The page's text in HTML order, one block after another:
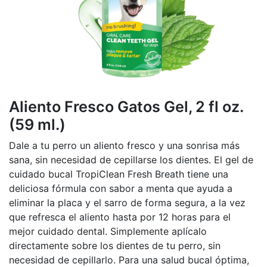
Aliento Fresco Gatos Gel, 2 fl oz.
(59 ml.)
Dale a tu perro un aliento fresco y una sonrisa más
sana, sin necesidad de cepillarse los dientes. El gel de
cuidado bucal TropiClean Fresh Breath tiene una
deliciosa fórmula con sabor a menta que ayuda a
eliminar la placa y el sarro de forma segura, a la vez
que refresca el aliento hasta por 12 horas para el
mejor cuidado dental. Simplemente aplícalo
directamente sobre los dientes de tu perro, sin
necesidad de cepillarlo. Para una salud bucal óptima,